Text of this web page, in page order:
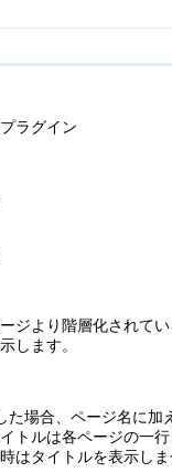
ラグイン
ジより階層化されて
します。
た場合、ページ名に加
トルは各ページの一
はタイトルを表示しま